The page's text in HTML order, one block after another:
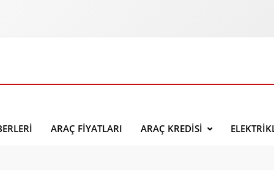
ARAÇ FIYATLARI ARAÇ KREDISI